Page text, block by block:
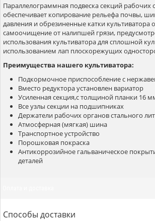
Параллелограммная подвеска секций рабочих
обеспечивает копирование рельефа почвы,
давления и обрезиненные катки культиватора
самоочищение от налипшей грязи,
использования культиватора для сплошной
использованием лап плоскорежущих
Преимущества нашего культиватора:
Подкормочное приспособление с
Вместо редуктора установлен вариатор
Усиленная секция,с толщиной планки 16
Все узлы секции на подшипниках
Держатели рабочих органов стального
Атмосферная (мягкая) шина
Транспортное устройство
Порошковая покраска
Антикоррозийное гальваническое
деталей
Способы доставки